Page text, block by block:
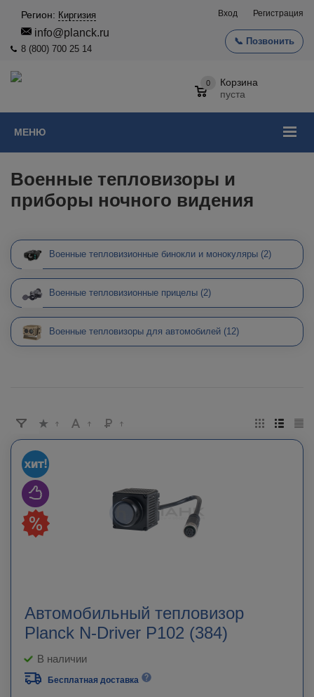
Регион: Киргизия
info@planck.ru
8 (800) 700 25 14
📞 Позвонить
Вход Регистрация
МЕНЮ
0
Корзина
пуста
Военные тепловизоры и
приборы ночного видения
Военные тепловизионные бинокли и монокуляры (2)
Военные тепловизионные прицелы (2)
Военные тепловизоры для автомобилей (12)
Автомобильный тепловизор
Planck N-Driver P102 (384)
В наличии
Бесплатная доставка